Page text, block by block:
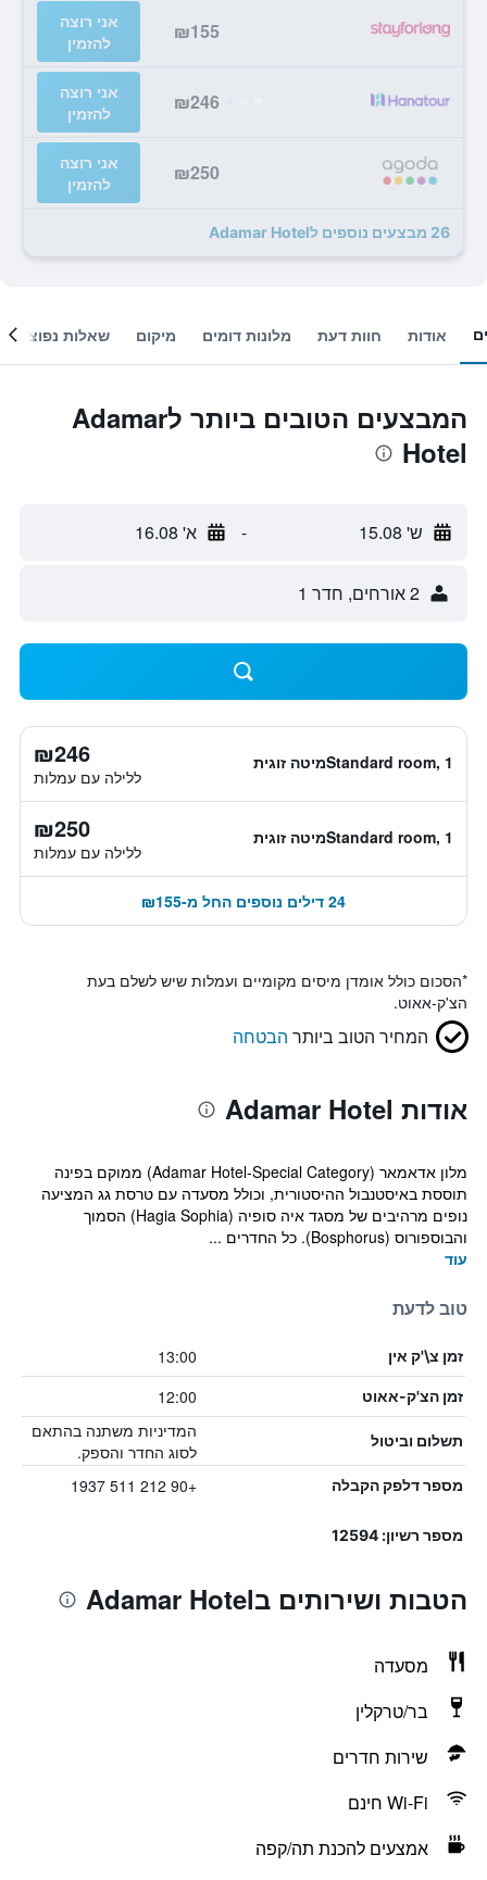
₪155
אני רוצה
להזמין
₪246
אני רוצה
להזמין
₪250
אני רוצה
להזמין
26 מבצעים נוספים לAdamar Hotel
אודות חוות דעת מלונות דומים מיקום שאלות נפוצות
המבצעים הטובים ביותר לAdamar
Hotel
ש' 15.08 - א' 16.08
2 אורחים, חדר 1
Standard room, 1מיטה זוגית ₪246
ללילה עם עמלות
Standard room, 1מיטה זוגית ₪250
ללילה עם עמלות
24 דילים נוספים החל מ-₪155
*הסכום כולל אומדן מיסים מקומיים ועמלות שיש לשלם בעת
הצ'ק-אאוט.
המחיר הטוב ביותר הבטחה
אודות Adamar Hotel
מלון אדאמאר (Adamar Hotel-Special Category) ממוקם בפינה
תוססת באיסטנבול ההיסטורית, וכולל מסעדה עם טרסת גג המציעה
נופים מרהיבים של מסגד איה סופיה (Hagia Sophia) הסמוך
והבוספורוס (Bosphorus). כל החדרים ...
עוד
טוב לדעת
זמן צ\'ק אין 13:00
זמן הצ'ק-אאוט 12:00
תשלום וביטול
המדיניות משתנה בהתאם
לסוג החדר והספק.
מספר דלפק הקבלה +90 212 511 1937
מספר רשיון: 12594
הטבות ושירותים בAdamar Hotel
מסעדה
בר/טרקלין
שירות חדרים
Wi-Fi חינם
אמצעים להכנת תה/קפה